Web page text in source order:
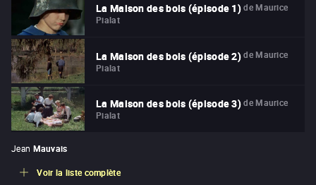
La Maison des bois (épisode 1) de Maurice
Pialat
La Maison des bois (épisode 2) de Maurice
Pialat
La Maison des bois (épisode 3) de Maurice
Pialat
Jean Mauvais
Voir la liste complète